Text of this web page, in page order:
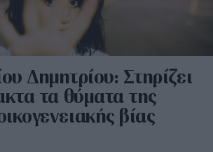
Δημητρίου: Στηρίζει
τα θύματα της
βίας